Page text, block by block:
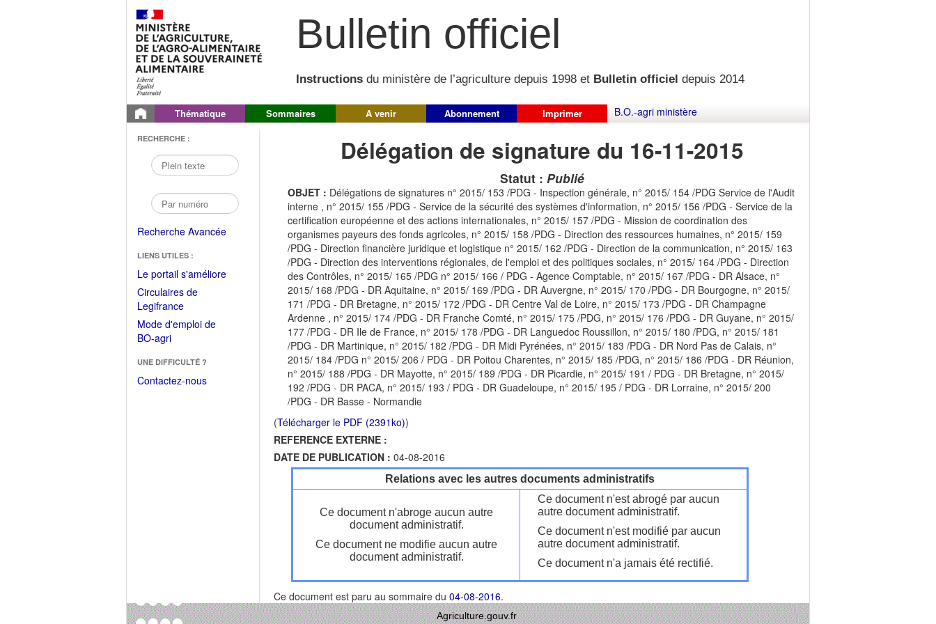
Bulletin officiel
Instructions du ministère de l’agriculture depuis 1998 et Bulletin officiel depuis 2014
Thématique Sommaires A venir Abonnement Imprimer B.O.-agri ministère
RECHERCHE :
Recherche Avancée
LIENS UTILES :
Le portail s'améliore(Fichier
Circulaires de
Legifrance(Ouvrir
dans
une
fenêtre)
Mode d'emploi de
BO-agri(Ouvrir
une
nouvelle
UNE DIFFICULTÉ ?
Contactez-nous
Délégation de signature du 16-11-2015
Statut : Publié
OBJET : Délégations de signatures n° 2015/ 153 /PDG - Inspection générale, n° 2015/ 154 /PDG Service de l'Audit
interne , n° 2015/ 155 /PDG - Service de la sécurité des systèmes d'information, n° 2015/ 156 /PDG - Service de la
certification européenne et des actions internationales, n° 2015/ 157 /PDG - Mission de coordination des
organismes payeurs des fonds agricoles, n° 2015/ 158 /PDG - Direction des ressources humaines, n° 2015/ 159
/PDG - Direction financière juridique et logistique n° 2015/ 162 /PDG - Direction de la communication, n° 2015/ 163
/PDG - Direction des interventions régionales, de l'emploi et des politiques sociales, n° 2015/ 164 /PDG - Direction
des Contrôles, n° 2015/ 165 /PDG n° 2015/ 166 / PDG - Agence Comptable, n° 2015/ 167 /PDG - DR Alsace, n°
2015/ 168 /PDG - DR Aquitaine, n° 2015/ 169 /PDG - DR Auvergne, n° 2015/ 170 /PDG - DR Bourgogne, n° 2015/
171 /PDG - DR Bretagne, n° 2015/ 172 /PDG - DR Centre Val de Loire, n° 2015/ 173 /PDG - DR Champagne
Ardenne , n° 2015/ 174 /PDG - DR Franche Comté, n° 2015/ 175 /PDG, n° 2015/ 176 /PDG - DR Guyane, n° 2015/
177 /PDG - DR Ile de France, n° 2015/ 178 /PDG - DR Languedoc Roussillon, n° 2015/ 180 /PDG, n° 2015/ 181
/PDG - DR Martinique, n° 2015/ 182 /PDG - DR Midi Pyrénées, n° 2015/ 183 /PDG - DR Nord Pas de Calais, n°
2015/ 184 /PDG n° 2015/ 206 / PDG - DR Poitou Charentes, n° 2015/ 185 /PDG, n° 2015/ 186 /PDG - DR Réunion,
n° 2015/ 188 /PDG - DR Mayotte, n° 2015/ 189 /PDG - DR Picardie, n° 2015/ 191 / PDG - DR Bretagne, n° 2015/
192 /PDG - DR PACA, n° 2015/ 193 / PDG - DR Guadeloupe, n° 2015/ 195 / PDG - DR Lorraine, n° 2015/ 200
/PDG - DR Basse - Normandie
(Télécharger le PDF (2391ko))
REFERENCE EXTERNE :
DATE DE PUBLICATION : 04-08-2016
Relations avec les autres documents administratifs
Ce document n'abroge aucun autre
document administratif.
Ce document ne modifie aucun autre
document administratif.
Ce document n'est abrogé par aucun
autre document administratif.
Ce document n'est modifié par aucun
autre document administratif.
Ce document n'a jamais été rectifié.
Ce document est paru au sommaire du 04-08-2016.
Agriculture.gouv.fr